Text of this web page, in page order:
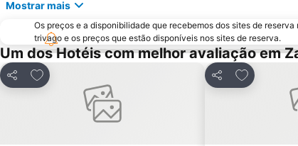
Mostrar mais
Os preços e a disponibilidade que recebemos dos sites de
trivago e os preços que estão disponíveis nos sites de reserva.
Um dos Hotéis com melhor avaliação em
Partilhar
Adicionar aos favoritos
Partilhar
Adicionar